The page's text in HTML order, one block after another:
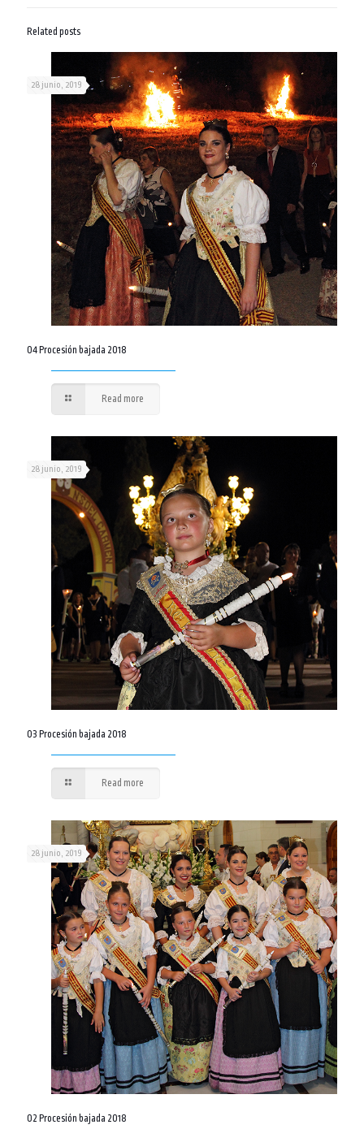
Related posts
28 junio, 2019
04 Procesión bajada 2018
Read more
28 junio, 2019
03 Procesión bajada 2018
Read more
28 junio, 2019
02 Procesión bajada 2018